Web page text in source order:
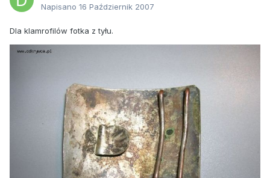
Napisano 16 Październik 2007
Dla klamrofilów fotka z tyłu.